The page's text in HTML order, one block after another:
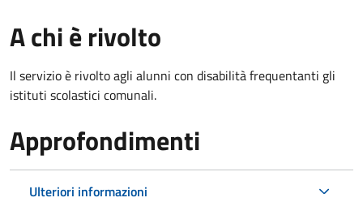
A chi è rivolto
Il servizio è rivolto agli alunni con disabilità frequentanti gli
istituti scolastici comunali.
Approfondimenti
Ulteriori informazioni